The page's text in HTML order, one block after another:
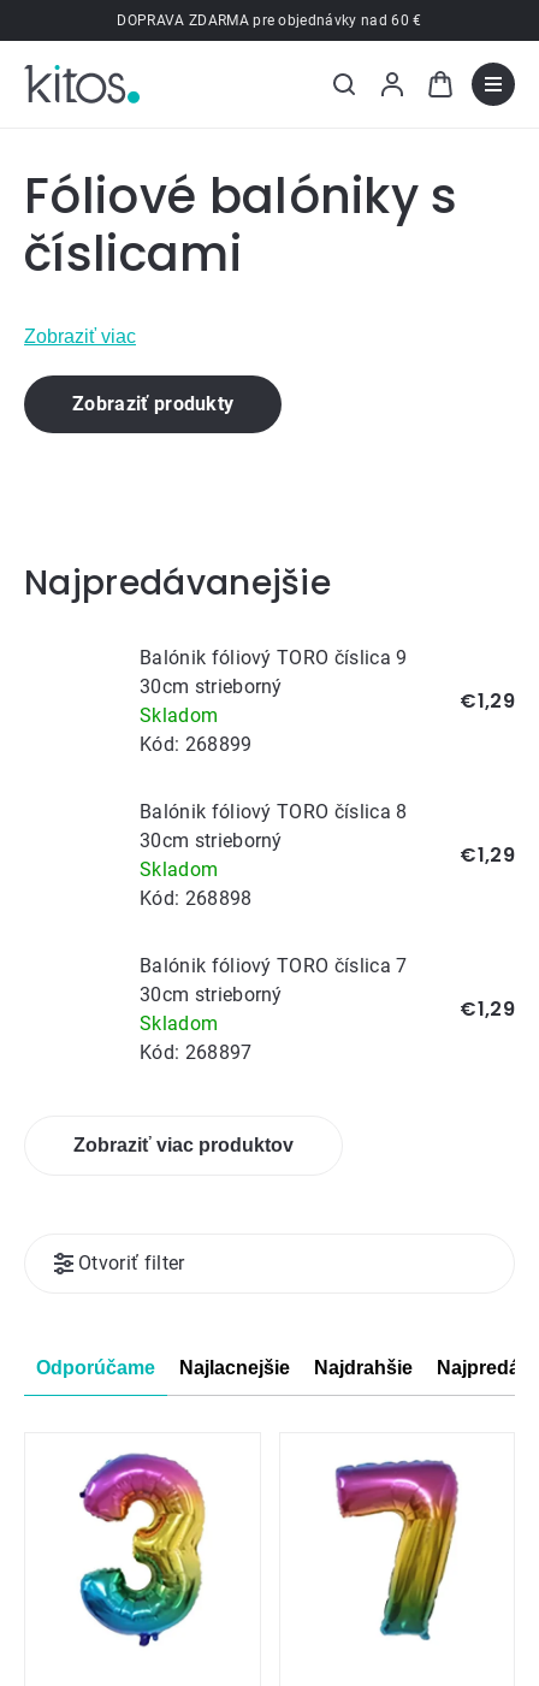
na
obsah
DOPRAVA ZDARMA pre objednávky nad 60 €
Fóliové balóniky s
číslicami
Zobraziť viac
Zobraziť produkty
Najpredávanejšie
Balónik fóliový TORO číslica 9
30cm strieborný
Skladom
Kód: 268899
€1,29
Balónik fóliový TORO číslica 8
30cm strieborný
Skladom
Kód: 268898
€1,29
Balónik fóliový TORO číslica 7
30cm strieborný
Skladom
Kód: 268897
€1,29
Zobraziť viac produktov
Radenie
produktov
Odporúčame Najlacnejšie Najdrahšie
Otvoriť filter
Výpis